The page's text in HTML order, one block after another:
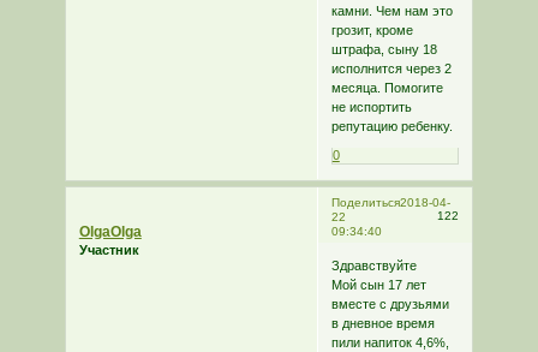
камни. Чем нам это
грозит, кроме
штрафа, сыну 18
исполнится через 2
месяца. Помогите
не испортить
репутацию ребенку.
0
Поделиться
122
2018-04-
22
09:34:40
OlgaOlga
Участник
Здравствуйте
Мой сын 17 лет
вместе с друзьями
в дневное время
пили напиток 4,6%,